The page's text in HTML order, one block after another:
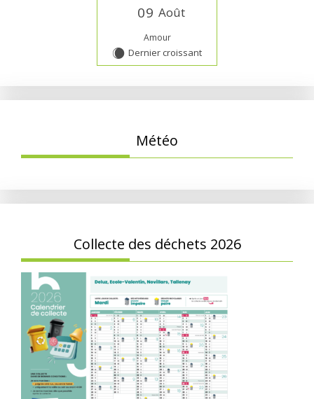
09 Août
Amour
X Dernier croissant
Météo
Collecte des déchets 2026